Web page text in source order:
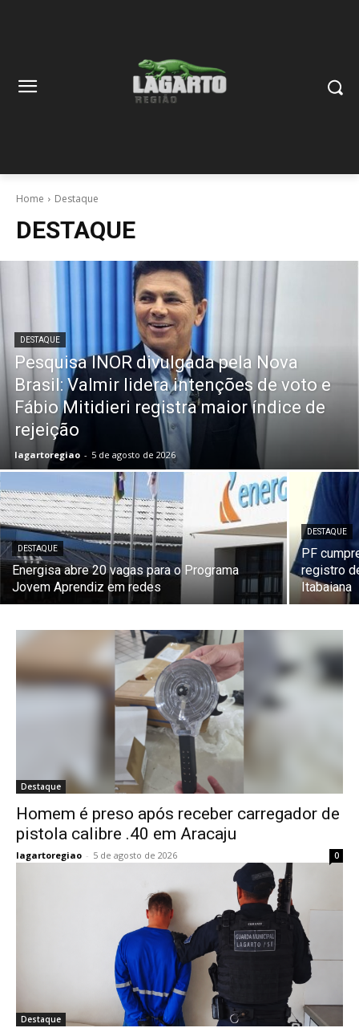
Home Destaque
DESTAQUE
DESTAQUE
Pesquisa INOR divulgada pela Nova
Brasil: Valmir lidera intenções de voto e
Fábio Mitidieri registra maior índice de
rejeição
lagartoregiao - 5 de agosto de 2026
DESTAQUE
Energisa abre 20 vagas para o Programa
Jovem Aprendiz em redes
DESTAQUE
PF
registro
Itabaiana
Destaque
Homem é preso após receber carregador de
pistola calibre .40 em Aracaju
lagartoregiao - 5 de agosto de 2026 0
Destaque